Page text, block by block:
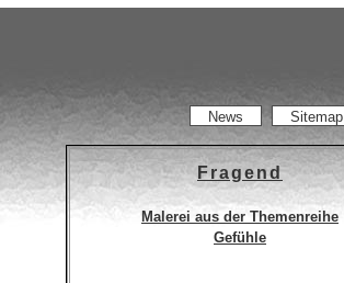
News Sitemap
Fragend
Malerei aus der Themenreihe
Gefühle